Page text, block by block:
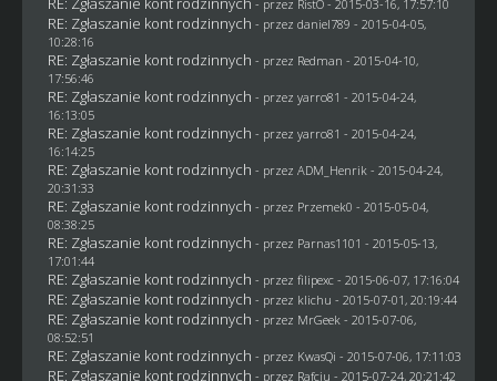
- przez RistO- 2015-03-16, 17:57:10
RE: Zgłaszanie kont rodzinnych - przez daniel789 - 2015-04-05,
10:28:16
RE: Zgłaszanie kont rodzinnych - przez Redman - 2015-04-10,
17:56:46
RE: Zgłaszanie kont rodzinnych - przez yarro81 - 2015-04-24,
16:13:05
RE: Zgłaszanie kont rodzinnych - przez yarro81 - 2015-04-24,
16:14:25
RE: Zgłaszanie kont rodzinnych - przez ADM_Henrik- 2015-04-24,
20:31:33
RE: Zgłaszanie kont rodzinnych - przez Przemek0 - 2015-05-04,
08:38:25
RE: Zgłaszanie kont rodzinnych - przez Parnas1101 - 2015-05-13,
17:01:44
RE: Zgłaszanie kont rodzinnych - przez filipexc- 2015-06-07, 17:16:04
RE: Zgłaszanie kont rodzinnych - przez klichu - 2015-07-01, 20:19:44
RE: Zgłaszanie kont rodzinnych - przez MrGeek- 2015-07-06,
08:52:51
RE: Zgłaszanie kont rodzinnych - przez KwasQi - 2015-07-06, 17:11:03
RE: Zgłaszanie kont rodzinnych - przez Rafciu - 2015-07-24, 20:21:42